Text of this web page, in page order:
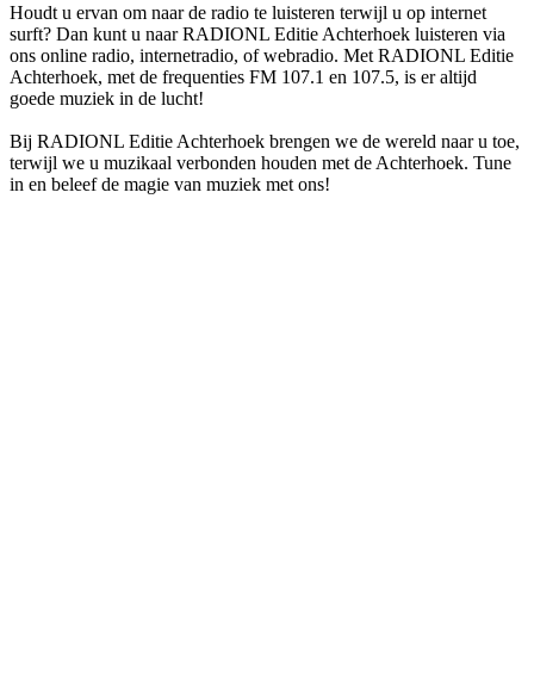
Houdt u ervan om naar de radio te luisteren terwijl u op internet
surft? Dan kunt u naar RADIONL Editie Achterhoek luisteren via
ons online radio, internetradio, of webradio. Met RADIONL Editie
Achterhoek, met de frequenties FM 107.1 en 107.5, is er altijd
goede muziek in de lucht!
Bij RADIONL Editie Achterhoek brengen we de wereld naar u toe,
terwijl we u muzikaal verbonden houden met de Achterhoek. Tune
in en beleef de magie van muziek met ons!